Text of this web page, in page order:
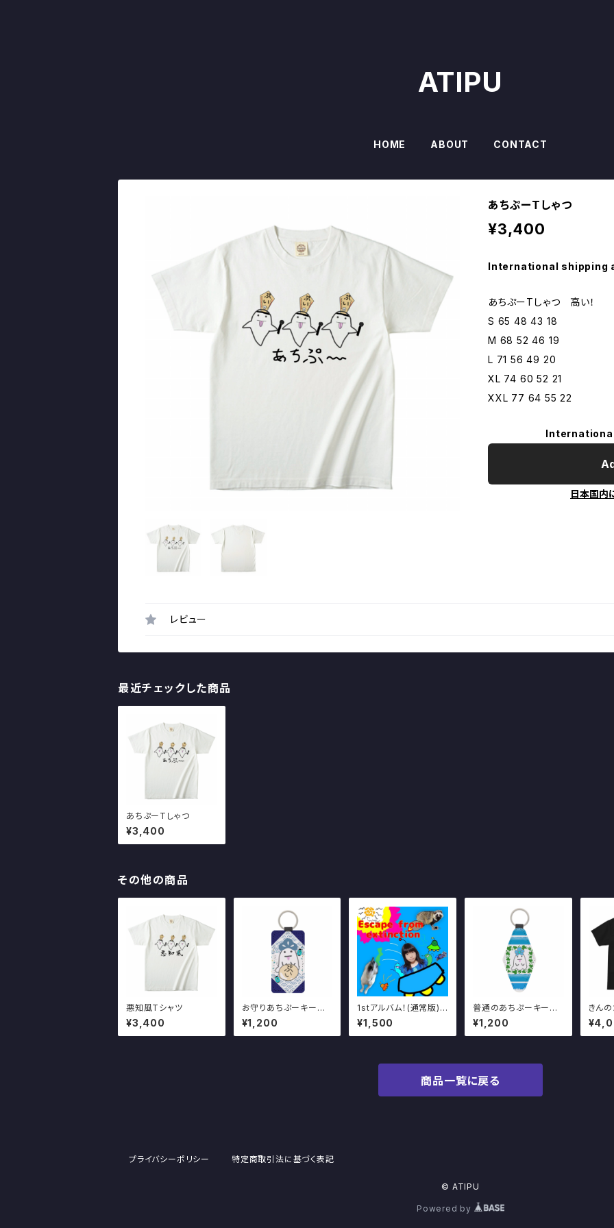
ATIPU
HOME ABOUT CONTACT
あちぷーTしゃつ
¥3,400
International shipping
あちぷーTしゃつ 高い！
S 65 48 43 18
M 68 52 46 19
L 71 56 49 20
XL 74 60 52 21
XXL 77 64 55 22
日本国内
レビュー
最近チェックした商品
あちぷーTしゃつ
¥3,400
その他の商品
悪知風Tシャツ
¥3,400
お守りあちぷーキーホ
ルダー
¥1,200
1stアルバム！(通常版)
Escape from exti
nction おまけピック
＆シール付き！
¥1,500
普通のあちぷーキーホ
ルダー
¥1,200
きん
商品一覧に戻る
プライバシーポリシー 特定商取引法に基づく表記
© ATIPU
Powered by